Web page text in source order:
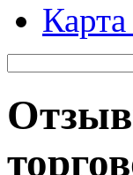
Карта